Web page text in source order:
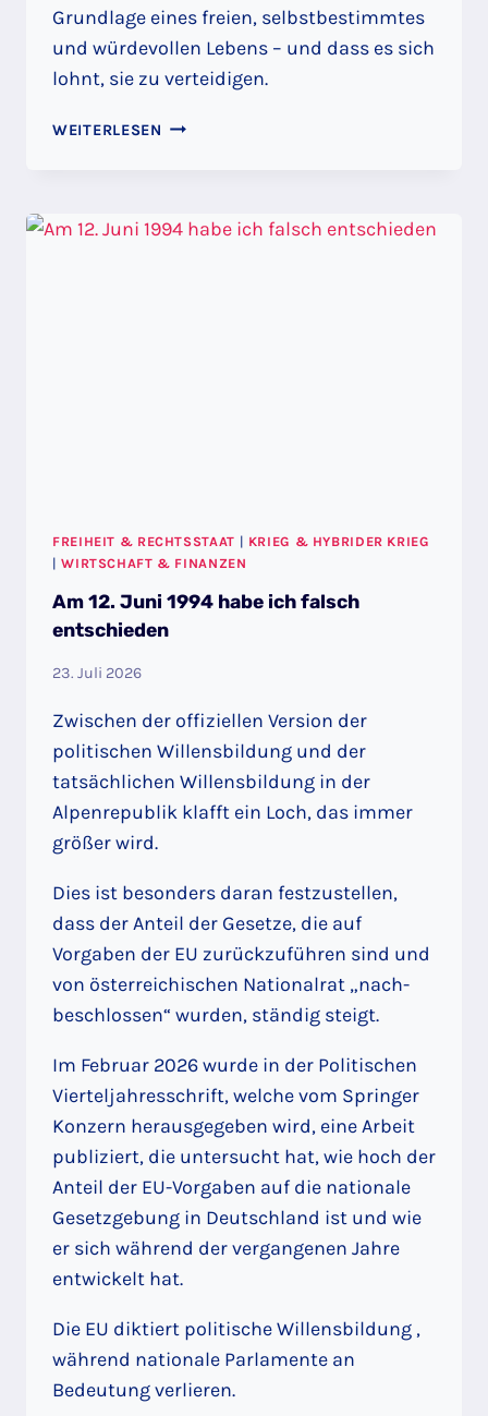
Grundlage eines freien, selbstbestimmtes
und würdevollen Lebens – und dass es sich
lohnt, sie zu verteidigen.
WEITERLESEN WETTBEWERB
VERLIERER:
FREIHEIT & RECHTSSTAAT | KRIEG & HYBRIDER KRIEG
|WIRTSCHAFT & FINANZEN
Am 12. Juni 1994 habe ich falsch
entschieden
23. Juli 2026
Zwischen der offiziellen Version der
politischen Willensbildung und der
tatsächlichen Willensbildung in der
Alpenrepublik klafft ein Loch, das immer
größer wird.
Dies ist besonders daran festzustellen,
dass der Anteil der Gesetze, die auf
Vorgaben der EU zurückzuführen sind und
von österreichischen Nationalrat „nach-
beschlossen“ wurden, ständig steigt.
Im Februar 2026 wurde in der Politischen
Vierteljahresschrift, welche vom Springer
Konzern herausgegeben wird, eine Arbeit
publiziert, die untersucht hat, wie hoch der
Anteil der EU-Vorgaben auf die nationale
Gesetzgebung in Deutschland ist und wie
er sich während der vergangenen Jahre
entwickelt hat.
Die EU diktiert politische Willensbildung ,
während nationale Parlamente an
Bedeutung verlieren.